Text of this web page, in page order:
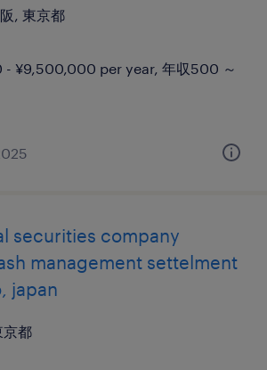
, 東京都
¥9,500,000 per year, 年収500 ～
securities company
management settelment
japan
京都